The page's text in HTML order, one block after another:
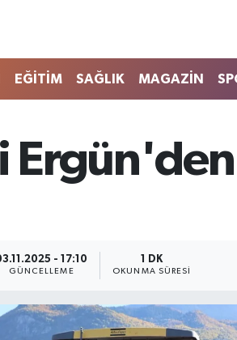
EĞİTİM SAĞLIK MAGAZİN
- 17:10
GÜNCELLEME
1 DK
OKUNMA SÜRESI